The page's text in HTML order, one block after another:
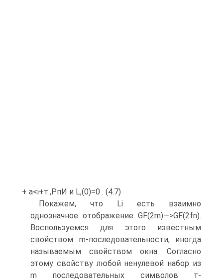
+ а<і+т.,РпИ и L,(0)=0 . (4.7)
Покажем, что Li есть взаимно
однозначное отображение GF(2m)—>GF(2fn).
Воспользуемся для этого известным
свойством m-последовательности, иногда
называемым свойством окна. Согласно
этому свойству любой ненулевой набор из
m последовательных символов т-